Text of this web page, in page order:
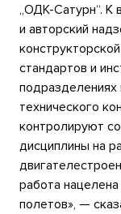
„ОДК-Сатурн“. К
и авторский
стандартов и
подразделениях
технического
контролируют
дисциплины на
работа
полетов», —